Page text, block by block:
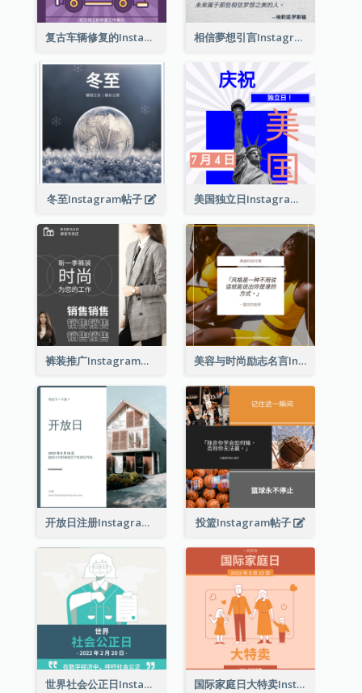
复古车辆修复的Instagram帖子 相信夢想引言Instagram帖子
冬至Instagram帖子 美国独立日Instagram帖子
裤装推广Instagram帖子 美容与时尚励志名言Instagram帖子
开放日注册Instagram帖子 投篮Instagram帖子
世界社会公正日Instagram帖子 国际家庭日大特卖Instagram帖子